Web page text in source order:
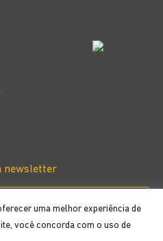
uma melhor experiência de
você concorda com o uso de
newsletter